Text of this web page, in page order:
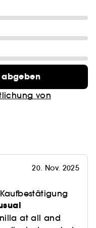
abgeben
von
20. Nov. 2025
at all and